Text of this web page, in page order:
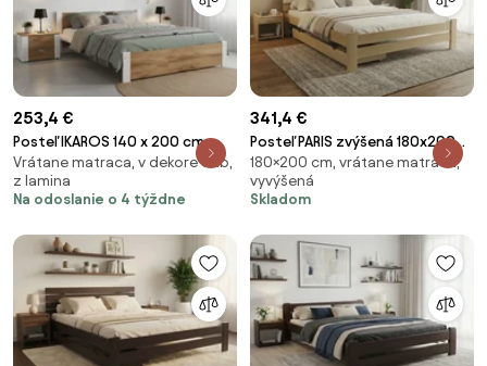
253,4 €
Posteľ IKAROS 140 x 200 cm,
dub artisan/biela Rošt: S
latkovým roštom, Matrac:
Matrac DELUXE 10 cm
Vrátane matraca, v dekore dub,
z lamina
Na odoslanie o 4 týždne
341,4 €
Posteľ PARIS zvýšená 180x200
cm, borovica Rošt: S lamelovým
roštom, Matrac: Matrac DELUXE
10 cm
180×200 cm, vrátane matraca,
vyvýšená
Skladom